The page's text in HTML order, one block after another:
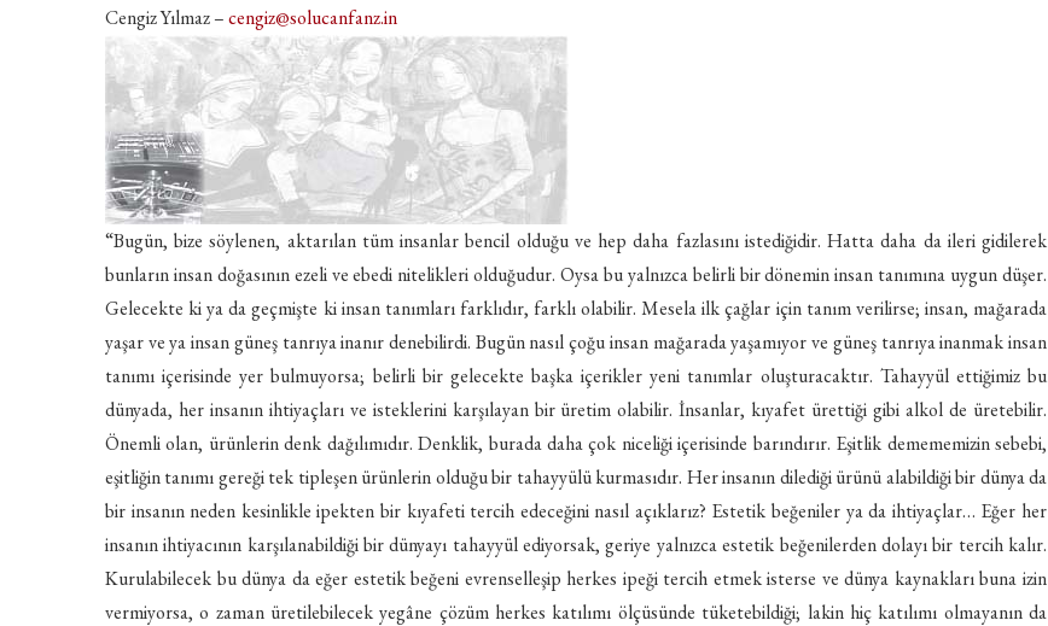
Cengiz Yılmaz –cengiz@solucanfanz.in
“Bugün, bize söylenen, aktarılan tüm insanlar bencil olduğu ve hep daha fazlasını istediğidir. Hatta daha da ileri gidilerek
bunların insan doğasının ezeli ve ebedi nitelikleri olduğudur. Oysa bu yalnızca belirli bir dönemin insan tanımına uygun düşer.
Gelecekte ki ya da geçmişte ki insan tanımları farklıdır, farklı olabilir. Mesela ilk çağlar için tanım verilirse; insan, mağarada
yaşar ve ya insan güneş tanrıya inanır denebilirdi. Bugün nasıl çoğu insan mağarada yaşamıyor ve güneş tanrıya inanmak insan
tanımı içerisinde yer bulmuyorsa; belirli bir gelecekte başka içerikler yeni tanımlar oluşturacaktır. Tahayyül ettiğimiz bu
dünyada, her insanın ihtiyaçları ve isteklerini karşılayan bir üretim olabilir. İnsanlar, kıyafet ürettiği gibi alkol de üretebilir.
Önemli olan, ürünlerin denk dağılımıdır. Denklik, burada daha çok niceliği içerisinde barındırır. Eşitlik demememizin sebebi,
eşitliğin tanımı gereği tek tipleşen ürünlerin olduğu bir tahayyülü kurmasıdır. Her insanın dilediği ürünü alabildiği bir dünya da
bir insanın neden kesinlikle ipekten bir kıyafeti tercih edeceğini nasıl açıklarız? Estetik beğeniler ya da ihtiyaçlar… Eğer her
insanın ihtiyacının karşılanabildiği bir dünyayı tahayyül ediyorsak, geriye yalnızca estetik beğenilerden dolayı bir tercih kalır.
Kurulabilecek bu dünya da eğer estetik beğeni evrenselleşip herkes ipeği tercih etmek isterse ve dünya kaynakları buna izin
vermiyorsa, o zaman üretilebilecek yegâne çözüm herkes katılımı ölçüsünde tüketebildiği; lakin hiç katılımı olmayanın da